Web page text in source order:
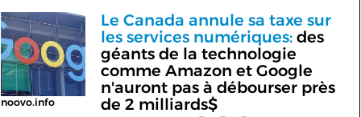
noovo.info
Le Canada annule sa taxe sur
les services numériques:des
géants de la technologie
comme Amazon et Google
n'auront pas à débourser près
de 2 milliards$